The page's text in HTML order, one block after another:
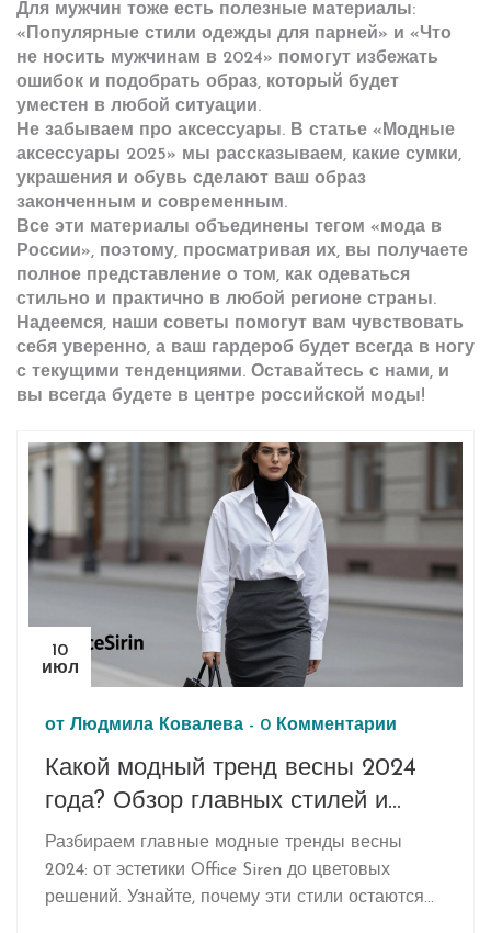
Для мужчин тоже есть полезные материалы:
«Популярные стили одежды для парней» и «Что
не носить мужчинам в 2024» помогут избежать
ошибок и подобрать образ, который будет
уместен в любой ситуации.
Не забываем про аксессуары. В статье «Модные
аксессуары 2025» мы рассказываем, какие сумки,
украшения и обувь сделают ваш образ
законченным и современным.
Все эти материалы объединены тегом «мода в
России», поэтому, просматривая их, вы получаете
полное представление о том, как одеваться
стильно и практично в любой регионе страны.
Надеемся, наши советы помогут вам чувствовать
себя уверенно, а ваш гардероб будет всегда в ногу
с текущими тенденциями. Оставайтесь с нами, и
вы всегда будете в центре российской моды!
10
июл
от Людмила Ковалева - 0 Комментарии
Какой модный тренд весны 2024
года? Обзор главных стилей и
прогнозы на лето 2026
Разбираем главные модные тренды весны
2024: от эстетики Office Siren до цветовых
решений. Узнайте, почему эти стили остаются